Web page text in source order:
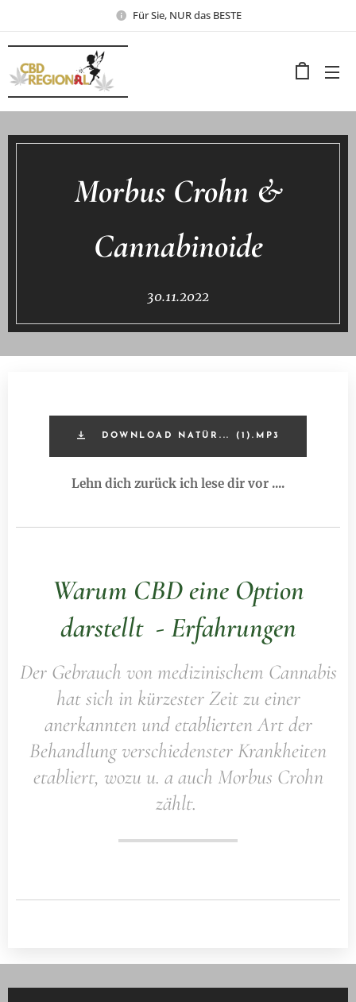
Für Sie, NUR das BESTE
Morbus Crohn &
Cannabinoide
30.11.2022
DOWNLOAD NATÜR... (1).MP3
Lehn dich zurück ich lese dir vor ....
Warum CBD eine Option
darstellt - Erfahrungen
Der Gebrauch von medizinischem Cannabis
hat sich in kürzester Zeit zu einer
anerkannten und etablierten Art der
Behandlung verschiedenster Krankheiten
etabliert, wozu u. a auch Morbus Crohn
zählt.